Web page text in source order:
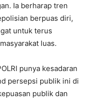
Ia berharap tren
berpuas diri,
untuk terus
luas.
punya kesadaran
persepsi publik ini di
publik dan